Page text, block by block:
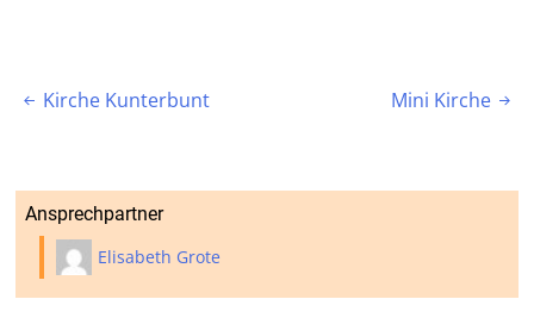
Beitragsnavigation
 Kirche Kunterbunt Mini Kirche 
Ansprechpartner
Elisabeth Grote